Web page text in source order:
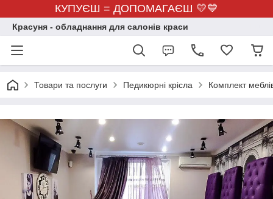
КУПУЄШ = ДОПОМАГАЄШ 💛💙
Красуня - обладнання для салонів краси
Товари та послуги Педикюрні крісла Комплект